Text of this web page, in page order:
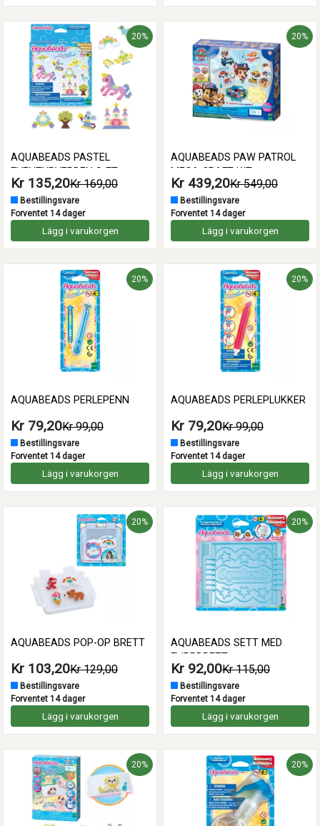
20%
AQUABEADS PASTEL
EVENTYRVERDEN SÆT
Kr 135,20Kr 169,00
Bestillingsvare
Forventet 14 dager
Lägg i varukorgen
20%
AQUABEADS PAW PATROL
MEGA CRAFT KIT
Kr 439,20Kr 549,00
Bestillingsvare
Forventet 14 dager
Lägg i varukorgen
20%
AQUABEADS PERLEPENN
Kr 79,20Kr 99,00
Bestillingsvare
Forventet 14 dager
Lägg i varukorgen
20%
AQUABEADS PERLEPLUKKER
Kr 79,20Kr 99,00
Bestillingsvare
Forventet 14 dager
Lägg i varukorgen
20%
AQUABEADS POP-OP BRETT
Kr 103,20Kr 129,00
Bestillingsvare
Forventet 14 dager
Lägg i varukorgen
20%
AQUABEADS SETT MED
FLIPPBRETT
Kr 92,00Kr 115,00
Bestillingsvare
Forventet 14 dager
Lägg i varukorgen
20% 20%